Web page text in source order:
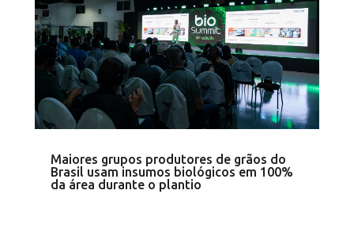
Maiores grupos produtores de grãos do
Brasil usam insumos biológicos em 100%
da área durante o plantio